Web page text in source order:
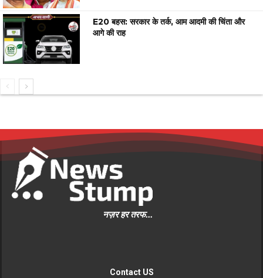
E20 बहस: सरकार के तर्क, आम आदमी की चिंता और
आगे की राह
नज़र हर तरफ...
Contact US